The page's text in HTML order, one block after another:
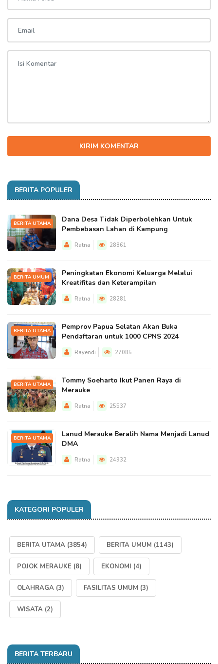
KIRIM KOMENTAR
BERITA POPULER
BERITA UTAMA
Dana Desa Tidak Diperbolehkan Untuk
Pembebasan Lahan di Kampung
Ratna 28861
BERITA UMUM
Peningkatan Ekonomi Keluarga Melalui
Kreatifitas dan Keterampilan
Ratna 28281
BERITA UTAMA
Pemprov Papua Selatan Akan Buka
Pendaftaran untuk 1000 CPNS 2024
Rayendi 27085
BERITA UTAMA
Tommy Soeharto Ikut Panen Raya di
Merauke
Ratna 25537
BERITA UTAMA
Lanud Merauke Beralih Nama Menjadi Lanud
DMA
Ratna 24932
KATEGORI POPULER
BERITA UTAMA (3854) BERITA UMUM (1143)
POJOK MERAUKE (8) EKONOMI (4)
OLAHRAGA (3) FASILITAS UMUM (3)
WISATA (2)
BERITA TERBARU